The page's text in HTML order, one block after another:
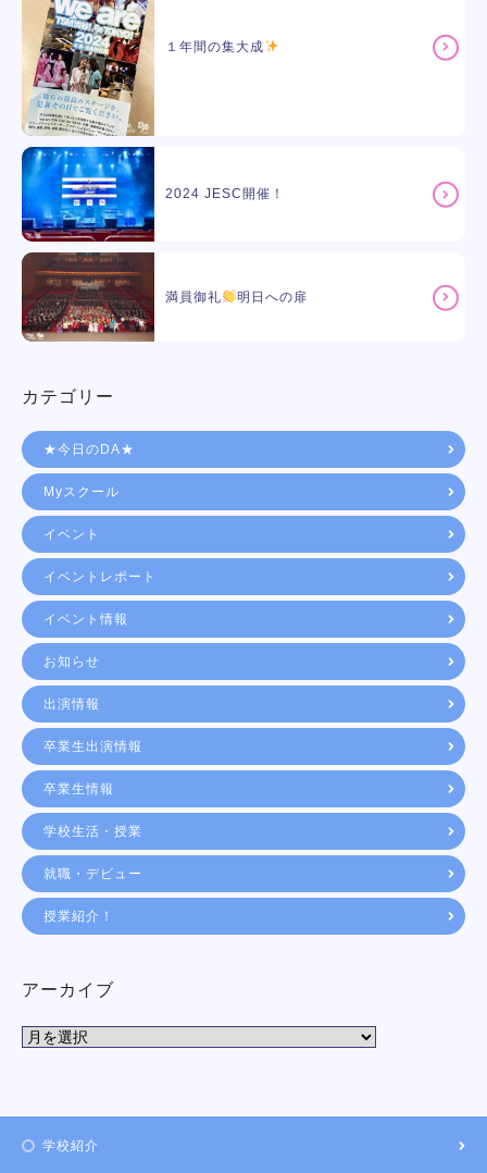
１年間の集大成
2024 JESC開催！
満員御礼 明日への扉
カテゴリー
★今日のDA★
Myスクール
イベント
イベントレポート
イベント情報
お知らせ
出演情報
卒業生出演情報
卒業生情報
学校生活・授業
就職・デビュー
授業紹介！
アーカイブ
学校紹介